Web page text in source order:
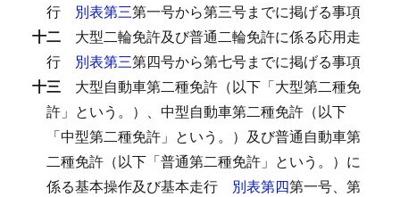
行
別表第三第一号から第三号までに掲げる事項
十二 大型二輪免許及び普通二輪免許に係る応用走
行
別表第三第四号から第七号までに掲げる事項
十三 大型自動車第二種免許（以下「大型第二種免
許」という。）、中型自動車第二種免許（以下
「中型第二種免許」という。）及び普通自動車第
二種免許（以下「普通第二種免許」という。）に
係る基本操作及び基本走行
別表第四第一号、第